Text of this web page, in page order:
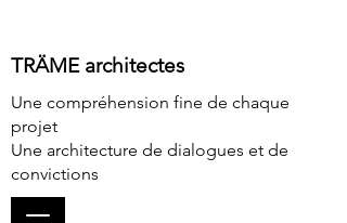
TRÄME architectes
Une compréhension fine de chaque
projet
Une architecture de dialogues et de
convictions